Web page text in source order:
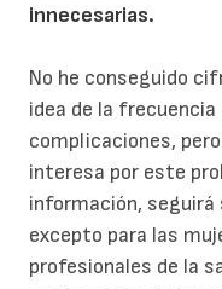
innecesarias.
No he conseguido
idea de la
complicaciones,
interesa por este
información, seguirá
excepto para las
profesionales de la